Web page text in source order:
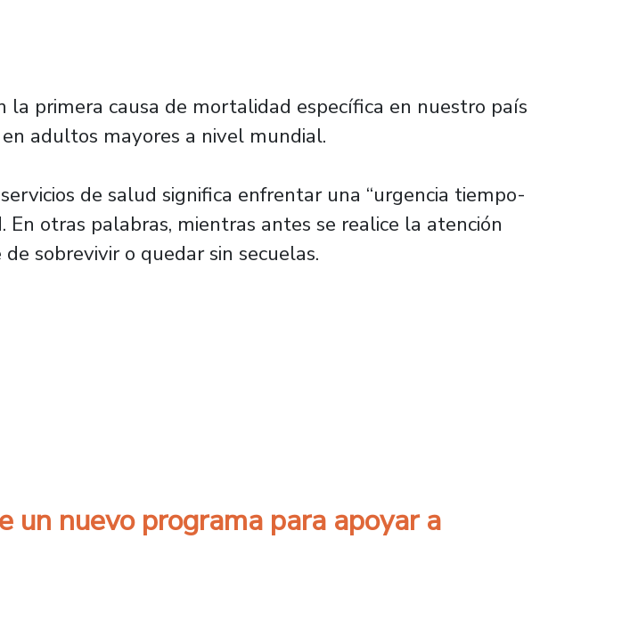
primera causa de mortalidad específica en nuestro país
adultos mayores a nivel mundial.
de salud significa enfrentar una “urgencia tiempo-
otras palabras, mientras antes se realice la atención
sobrevivir o quedar sin secuelas.
públicos para agilizar diagnóstico de accidentes
un nuevo programa para apoyar a